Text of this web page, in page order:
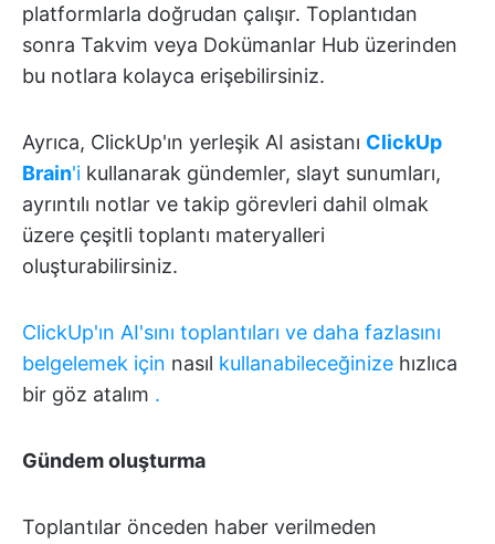
platformlarla doğrudan çalışır. Toplantıdan
sonra Takvim veya Dokümanlar Hub üzerinden
bu notlara kolayca erişebilirsiniz.
Ayrıca, ClickUp'ın yerleşik AI asistanı ClickUp
Brain'i kullanarak gündemler, slayt sunumları,
ayrıntılı notlar ve takip görevleri dahil olmak
üzere çeşitli toplantı materyalleri
oluşturabilirsiniz.
ClickUp'ın AI'sını toplantıları ve daha fazlasını
belgelemek için nasıl kullanabileceğinize hızlıca
bir göz atalım .
Gündem oluşturma
Toplantılar önceden haber verilmeden